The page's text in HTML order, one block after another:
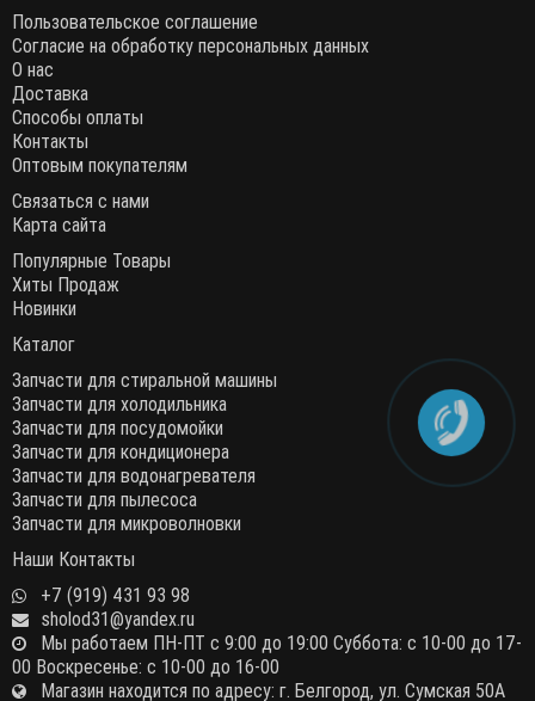
Пользовательское соглашение
Согласие на обработку персональных данных
О нас
Доставка
Способы оплаты
Контакты
Оптовым покупателям
Связаться с нами
Карта сайта
Популярные Товары
Хиты Продаж
Новинки
Каталог
Запчасти для стиральной машины
Запчасти для холодильника
Запчасти для посудомойки
Запчасти для кондиционера
Запчасти для водонагревателя
Запчасти для пылесоса
Запчасти для микроволновки
Наши Контакты
+7 (919) 431 93 98
sholod31@yandex.ru
Мы работаем ПН-ПТ с 9:00 до 19:00 Суббота: с 10-00 до 17-
00 Воскресенье: с 10-00 до 16-00
Магазин находится по адресу: г. Белгород, ул. Сумская 50А